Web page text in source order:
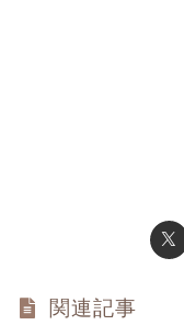
関連記事